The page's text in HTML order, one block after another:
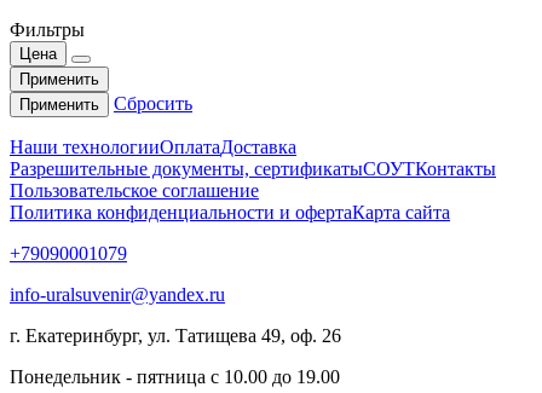
Фильтры
Цена
Применить
Применить
Сбросить
Наши технологииОплатаДоставка
Разрешительные документы, сертификатыСОУТКонтакты
Пользовательское соглашение
Политика конфиденциальности и офертаКарта сайта
+79090001079
info-uralsuvenir@yandex.ru
г. Екатеринбург, ул. Татищева 49, оф. 26
Понедельник - пятница с 10.00 до 19.00